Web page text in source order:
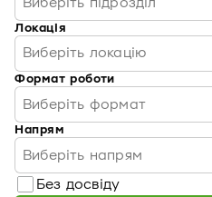
Локація
Виберіть локацію
Формат роботи
Виберіть формат
Напрям
Виберіть напрям
Без досвіду